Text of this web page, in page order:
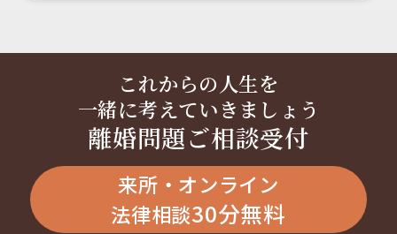
これからの人生を
一緒に考えていきましょう
離婚問題ご相談受付
来所・オンライン
法律相談30分無料